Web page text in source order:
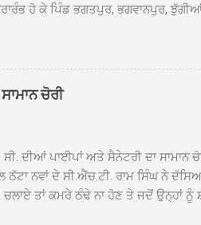
ਹੋ ਕੇ ਪਿੰਡ ਭਗਤਪੁਰ, ਭਗਵਾਨਪੁਰ,
ਦੇ ਗੁਰਦੁਆਰਾ ਸ੍ਰੀ ਦਮਦਮਾ ਸਾਹਿਬ ਠੱਟਾ
ਦੀ ਗੂੰਜ ਵਿਚ ਨਿੱਘਾ ਸਵਾਗਤ
ਦੀ ਅਰਦਾਸ ਹੋਈ। ਇਸ ਮੌਕੇ ਪੰਜ ਪਿਆਰੇ
ਸੇਵਾਦਾਰ ਸੰਤ ਬਾਬਾ ਹਰਜੀਤ ਸਿੰਘ ਵੱਲੋਂ
ਚੋਰੀ
ਦੀਆਂ ਪਾਈਪਾਂ ਅਤੇ ਸੈਨੇਟਰੀ ਦਾ ਸਾਮਾਨ
ਠੱਟਾ ਨਵਾਂ ਦੇ ਸੀ.ਐੱਚ.ਟੀ. ਰਾਮ ਸਿੰਘ ਨੇ
ਤਾਂ ਕਮਰੇ ਠੰਢੇ ਨਾ ਹੋਣ ਤੇ ਜਦੋਂ ਉਨ੍ਹਾਂ